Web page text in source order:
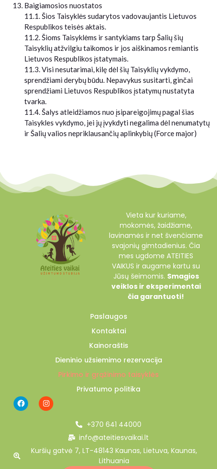
Baigiamosios nuostatos
11.1. Šios Taisyklės sudarytos vadovaujantis Lietuvos
Respublikos teisės aktais.
11.2. Šioms Taisyklėms ir santykiams tarp Šalių šių
Taisyklių atžvilgiu taikomos ir jos aiškinamos remiantis
Lietuvos Respublikos įstatymais.
11.3. Visi nesutarimai, kilę dėl šių Taisyklių vykdymo,
sprendžiami derybų būdu. Nepavykus susitarti, ginčai
sprendžiami Lietuvos Respublikos įstatymų nustatyta
tvarka.
11.4. Šalys atleidžiamos nuo įsipareigojimų pagal šias
Taisykles vykdymo, jei jų įvykdyti negalima dėl nenumatytų
ir Šalių valios nepriklausančių aplinkybių (Force major)
Vieta kur kuriame,
mokomės, žaidžiame,
lavinamės ir net švenčiame
svajonių gimtadienius. Čia
mes ugdome ATEITIES
VAIKUS ir augame kartu su
Jūsų šeimomis. Smagios
veiklos ir eksperimentai
čia garantuoti!
Paslaugos
Kontaktai
Kainoraštis
Dieninio užsiemimo rezervacija
Pirkimo ir grąžinimo taisyklės
Privatumo politika
+370 641 44000
info@ateitiesvaikai.lt
Kuršių gatvė 7, LT-48143 Kaunas, Lietuva, Kaunas,
Lithuania